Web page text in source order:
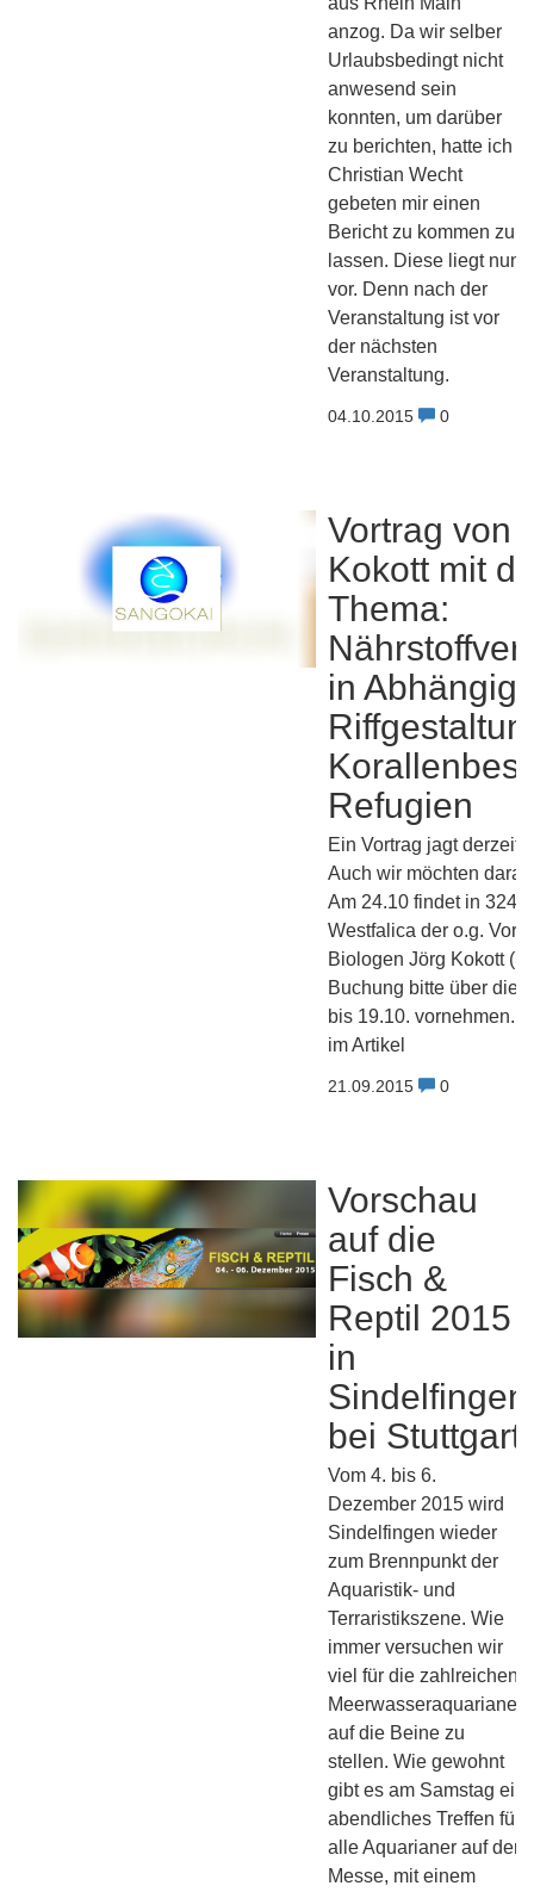
anzog. Da wir selber
Urlaubsbedingt nicht
anwesend sein
konnten, um darüber
zu berichten, hatte ich
Christian Wecht
gebeten mir einen
Bericht zu kommen zu
lassen. Diese liegt nun
vor. Denn nach der
Veranstaltung ist vor
der nächsten
Veranstaltung.
04.10.2015 0
Vortrag von
Kokott mit
Thema:
in
Refugien
Ein Vortrag jagt derzeit
Auch wir möchten
Am 24.10 findet in
Westfalica der o.g.
Biologen Jörg Kokott
Buchung bitte über die
bis 19.10. vornehmen.
im Artikel
21.09.2015 0
Vorschau
auf die
Fisch &
Reptil 2015
in
Sindelfingen
bei Stuttgart
Vom 4. bis 6.
Dezember 2015 wird
Sindelfingen wieder
zum Brennpunkt der
Aquaristik- und
Terraristikszene. Wie
immer versuchen wir
viel für die zahlreichen
Meerwasseraquarianer
auf die Beine zu
stellen. Wie gewohnt
gibt es am Samstag ein
abendliches Treffen für
alle Aquarianer auf der
Messe, mit einem